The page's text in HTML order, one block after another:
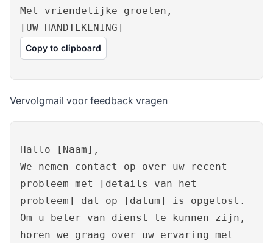
Met vriendelijke groeten,
[UW HANDTEKENING]
Copy to clipboard
Vervolgmail voor feedback vragen
Hallo [Naam],
We nemen contact op over uw recent
probleem met [details van het
probleem] dat op [datum] is opgelost.
Om u beter van dienst te kunnen zijn,
horen we graag over uw ervaring met